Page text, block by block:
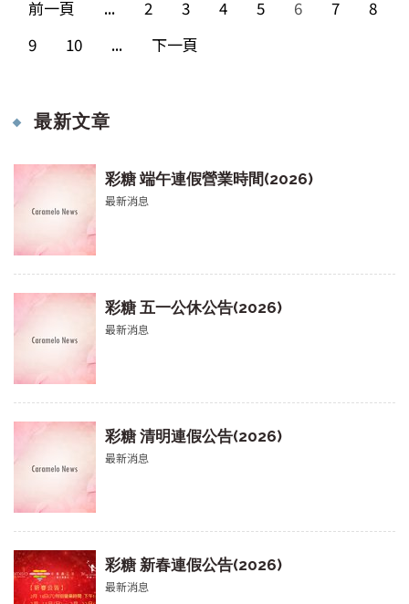
前一頁 ... 2 3 4 5 6 7
8
9
10 ... 下一頁
最新文章
彩糖 端午連假營業時間(2026)
最新消息
彩糖 五一公休公告(2026)
最新消息
彩糖 清明連假公告(2026)
最新消息
彩糖 新春連假公告(2026)
最新消息